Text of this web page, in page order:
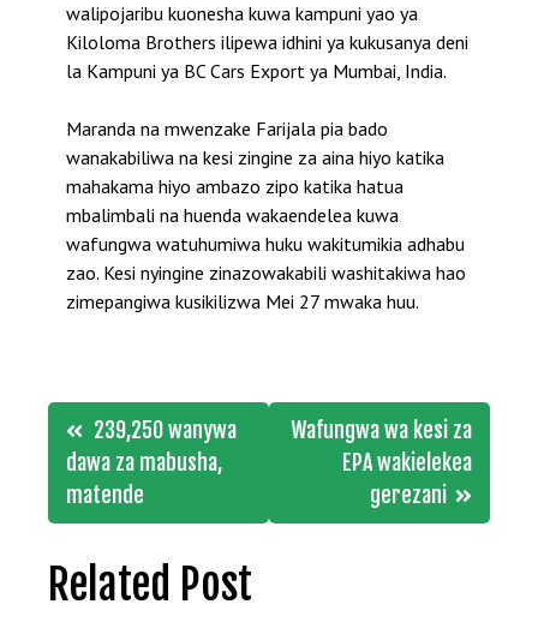
walipojaribu kuonesha kuwa kampuni yao ya
Kiloloma Brothers ilipewa idhini ya kukusanya deni
la Kampuni ya BC Cars Export ya Mumbai, India.
Maranda na mwenzake Farijala pia bado
wanakabiliwa na kesi zingine za aina hiyo katika
mahakama hiyo ambazo zipo katika hatua
mbalimbali na huenda wakaendelea kuwa
wafungwa watuhumiwa huku wakitumikia adhabu
zao. Kesi nyingine zinazowakabili washitakiwa hao
zimepangiwa kusikilizwa Mei 27 mwaka huu.
Post
navigation
239,250 wanywa
dawa za mabusha,
matende
Wafungwa wa kesi za
EPA wakielekea
gerezani
Related Post